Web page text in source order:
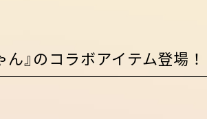
』のコラボアイテム登場！